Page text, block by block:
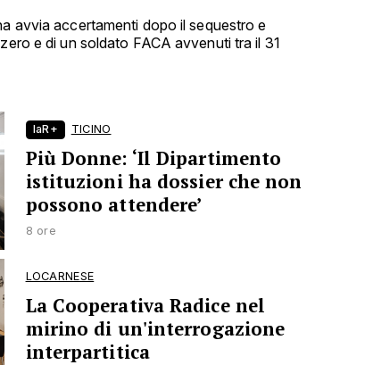
avvia accertamenti dopo il sequestro e
e di un soldato FACA avvenuti tra il 31
laR+ TICINO
Più Donne: ‘Il Dipartimento
istituzioni ha dossier che non
possono attendere’
8 ore
LOCARNESE
La Cooperativa Radice nel
mirino di un'interrogazione
interpartitica